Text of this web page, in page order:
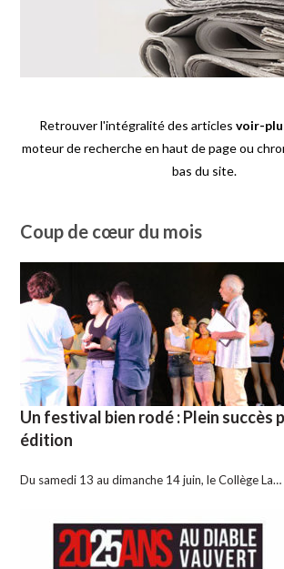
Retrouver l'intégralité des articles voir-
moteur de recherche en haut de page ou
bas du site.
Coup de cœur du mois
Un festival bien rodé : Plein succès
édition
Du samedi 13 au dimanche 14 juin, le Collège La…